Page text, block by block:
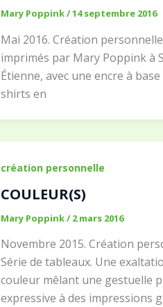
Mary Poppink/14 septembre 2016
Mai 2016. Création
imprimés par Mary Poppink à
Étienne, avec une encre à base
shirts en
création personnelle
COULEUR(S)
Mary Poppink/2 mars 2016
Novembre 2015. Création
Série de tableaux. Une
couleur mêlant une gestuelle
expressive à des impressions